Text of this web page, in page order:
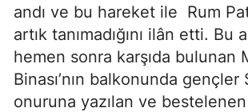
andı ve bu hareket ile Rum
artık tanımadığını ilân etti. Bu
hemen sonra karşıda bulunan
Binası’nın balkonunda gençler
onuruna yazılan ve bestelenen